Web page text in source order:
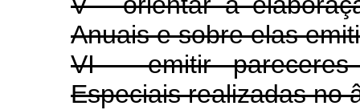
Anuais e sobre elas
VI - emitir pareceres
Especiais realizadas no